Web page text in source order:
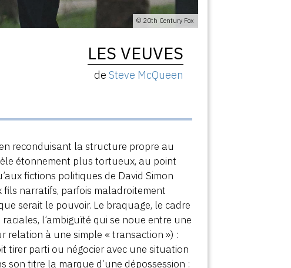
© 20th Century Fox
LES VEUVES
de Steve McQueen
reconduisant la structure propre au
étonnement plus tortueux, au point
fictions politiques de David Simon
fils narratifs, parfois maladroitement
serait le pouvoir. Le braquage, le cadre
l’ambiguïté qui se noue entre une
relation à une simple « transaction ») :
tirer parti ou négocier avec une situation
titre la marque d’une dépossession :